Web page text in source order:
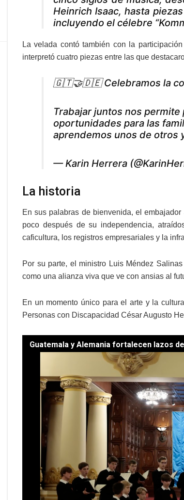
Heinrich Isaac, hasta
incluyendo el célebre
La velada contó también con la
interpretó cuatro piezas entre las que
🇬🇹🤝🇩🇪 Celebramos la
Trabajar juntos nos
oportunidades para las
aprendemos unos de otros
— Karin Herrera
La historia
En sus palabras de bienvenida, el
poco después de su independencia,
caficultura, los registros empresariales y la
Por su parte, el ministro Luis Méndez
como una alianza viva que ve con ansias al
En un momento único para el arte y la
Personas con Discapacidad César Augusto
Guatemala y Alemania fortalecen lazos